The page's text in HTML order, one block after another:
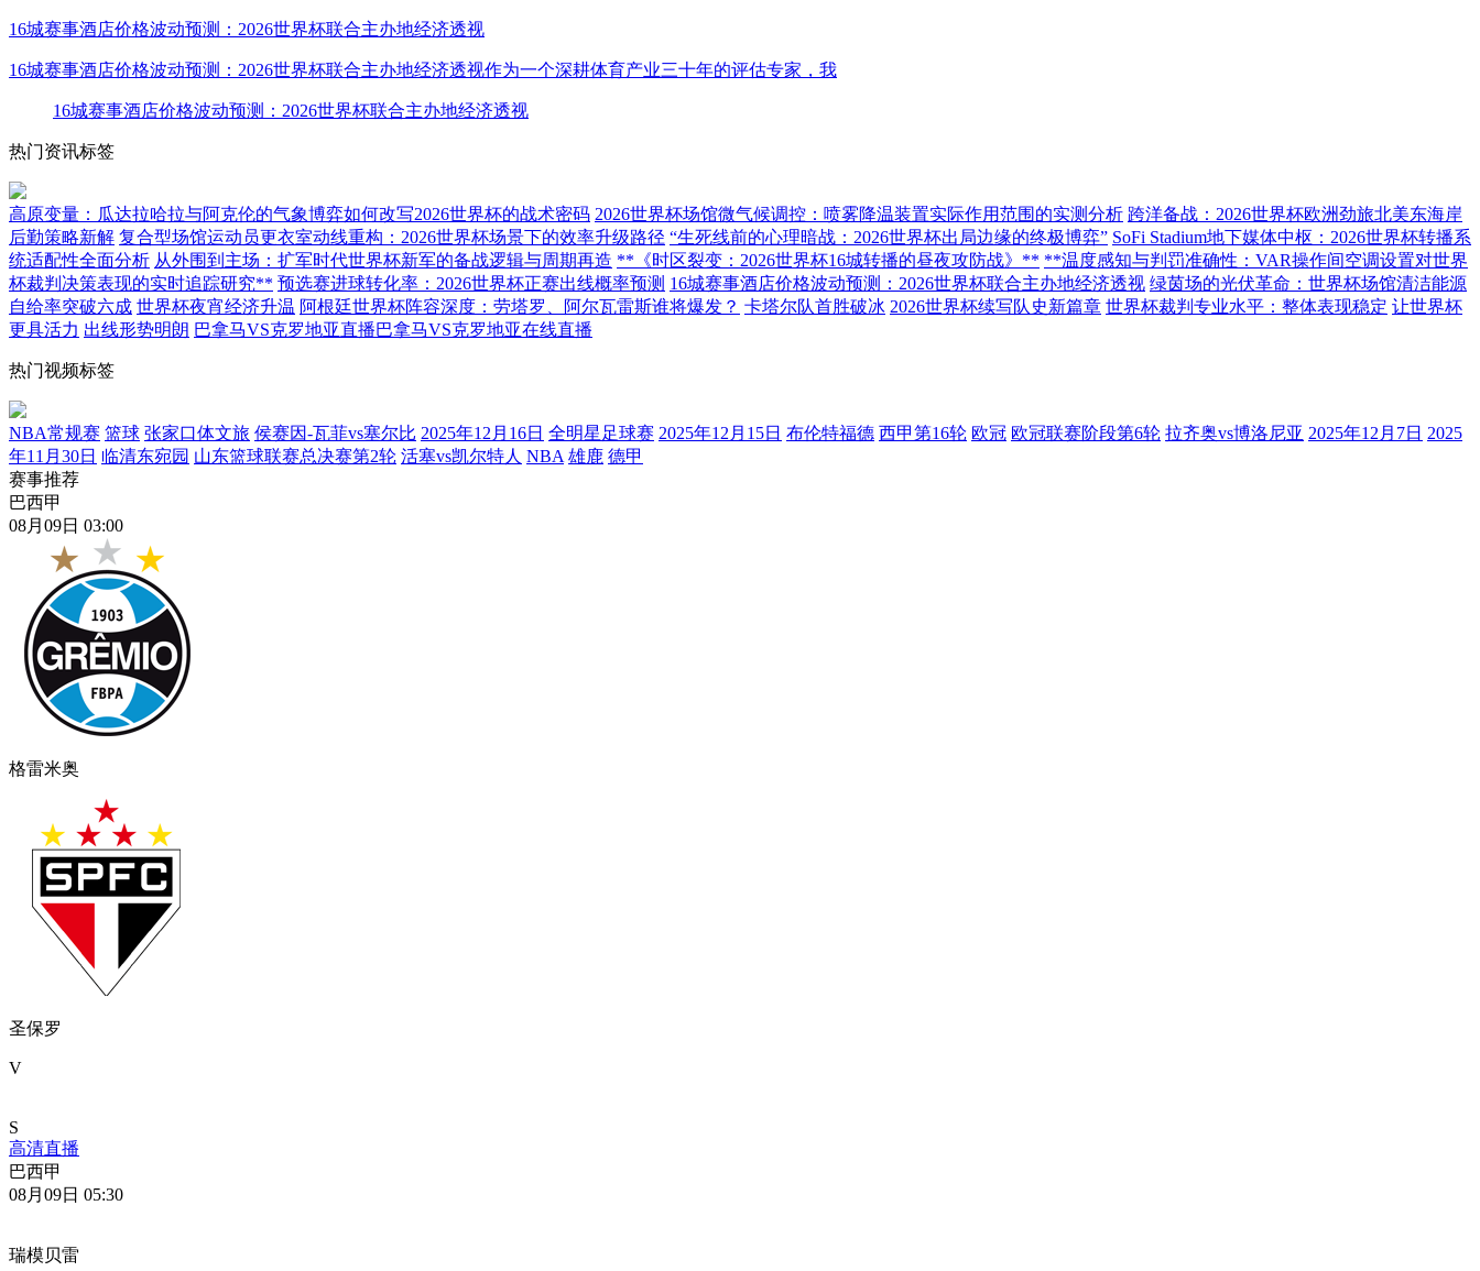
16城赛事酒店价格波动预测：2026世界杯联合主办地经济透视
16城赛事酒店价格波动预测：2026世界杯联合主办地经济透视作为一个深耕体育产业三十年的评估专家，我
16城赛事酒店价格波动预测：2026世界杯联合主办地经济透视
热门资讯标签
高原变量：瓜达拉哈拉与阿克伦的气象博弈如何改写2026世界杯的战术密码 2026世界杯场馆微气候调控：喷雾降温装置实际作用范围的实测分析 跨洋备战：2026世界杯欧洲劲旅北美东海岸
后勤策略新解 复合型场馆运动员更衣室动线重构：2026世界杯场景下的效率升级路径 “生死线前的心理暗战：2026世界杯出局边缘的终极博弈” SoFi Stadium地下媒体中枢：2026世界杯转播系
统适配性全面分析 从外围到主场：扩军时代世界杯新军的备战逻辑与周期再造 **《时区裂变：2026世界杯16城转播的昼夜攻防战》** **温度感知与判罚准确性：VAR操作间空调设置对世界
杯裁判决策表现的实时追踪研究** 预选赛进球转化率：2026世界杯正赛出线概率预测 16城赛事酒店价格波动预测：2026世界杯联合主办地经济透视 绿茵场的光伏革命：世界杯场馆清洁能源
自给率突破六成 世界杯夜宵经济升温 阿根廷世界杯阵容深度：劳塔罗、阿尔瓦雷斯谁将爆发？ 卡塔尔队首胜破冰 2026世界杯续写队史新篇章 世界杯裁判专业水平：整体表现稳定 让世界杯
更具活力 出线形势明朗 巴拿马VS克罗地亚直播巴拿马VS克罗地亚在线直播
热门视频标签
NBA常规赛 篮球 张家口体文旅 侯赛因-瓦菲vs塞尔比 2025年12月16日 全明星足球赛 2025年12月15日 布伦特福德 西甲第16轮 欧冠 欧冠联赛阶段第6轮 拉齐奥vs博洛尼亚 2025年12月7日 2025
年11月30日 临清东宛园 山东篮球联赛总决赛第2轮 活塞vs凯尔特人 NBA 雄鹿 德甲
赛事推荐
巴西甲
08月09日 03:00
格雷米奥
圣保罗
V
S
高清直播
巴西甲
08月09日 05:30
瑞模贝雷